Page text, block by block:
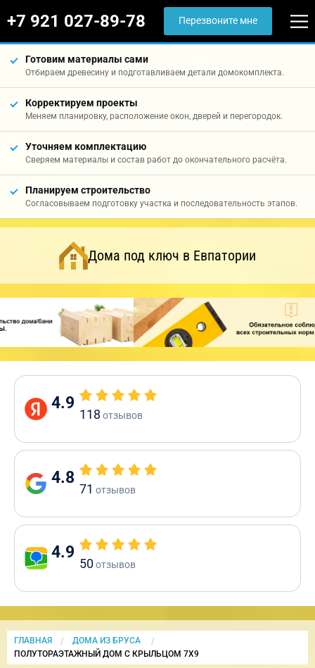
+7 921 027-89-78 Перезвоните мне
Готовим материалы сами
Отбираем древесину и подготавливаем детали домокомплекта.
Корректируем проекты
Меняем планировку, расположение окон, дверей и перегородок.
Уточняем комплектацию
Сверяем материалы и состав работ до окончательного расчёта.
Планируем строительство
Согласовываем подготовку участка и последовательность этапов.
Дома под ключ в Евпатории
4.9
118 отзывов
4.8
71 отзывов
4.9
50отзывов
ГЛАВНАЯ
ДОМА ИЗ БРУСА
CURRENT:
ПОЛУТОРАЭТАЖНЫЙ ДОМ С КРЫЛЬЦОМ 7Х9